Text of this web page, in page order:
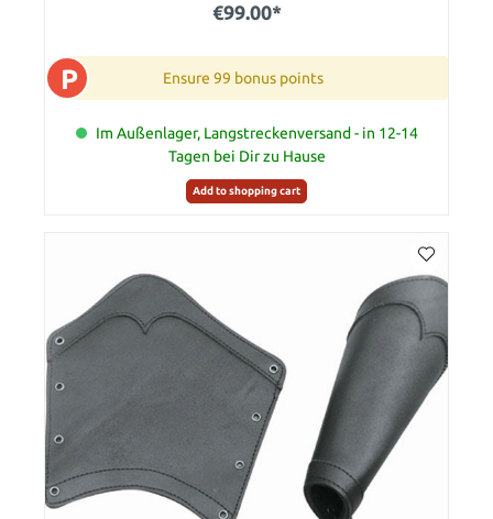
€99.00*
P Ensure 99 bonus points
Im Außenlager, Langstreckenversand - in 12-14
Tagen bei Dir zu Hause
Add to shopping cart